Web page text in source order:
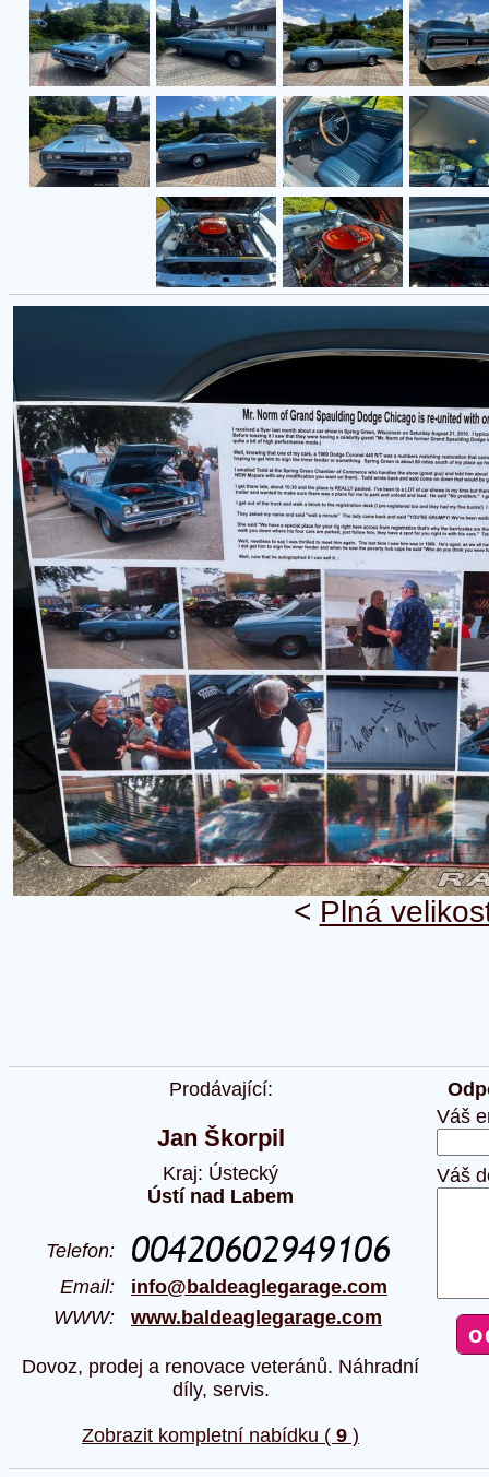
< Plná
Prodávající:
Jan Škorpil
Kraj: Ústecký
Ústí nad Labem
Telefon:
Email: info@baldeaglegarage.com
WWW: www.baldeaglegarage.com
Dovoz, prodej a renovace veteránů. Náhradní
díly, servis.
Zobrazit kompletní nabídku ( 9 )
Váš
Váš